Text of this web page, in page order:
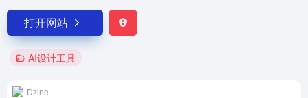
打开网站
AI设计工具
Dzine